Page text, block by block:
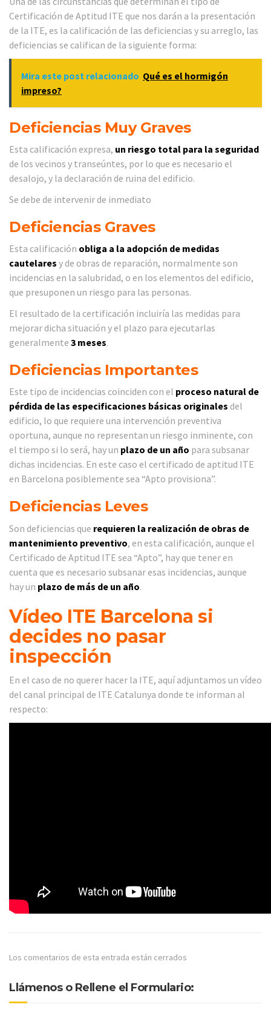
Certificación de Aptitud ITE que nos darán a la presentación
de la ITE, es la calificación de las deficiencias y su arreglo, las
deficiencias se califican de la siguiente forma:
Mira este post relacionado Qué es el hormigón
impreso?
Deficiencias Muy Graves
Esta calificación expresa, un riesgo total para la seguridad
de los vecinos y transeúntes, por lo que es necesario el
desalojo, y la declaración de ruina del edificio.
Se debe de intervenir de inmediato
Deficiencias Graves
Esta calificación obliga a la adopción de medidas
cautelares y de obras de reparación, normalmente son
incidencias en la salubridad, o en los elementos del edificio,
que presuponen un riesgo para las personas.
El resultado de la certificación incluiría las medidas para
mejorar dicha situación y el plazo para ejecutarlas
generalmente 3 meses.
Deficiencias Importantes
Este tipo de incidencias coinciden con el proceso natural de
pérdida de las especificaciones básicas originales del
edificio, lo que requiere una intervención preventiva
oportuna, aunque no representan un riesgo inminente, con
el tiempo si lo será, hay un plazo de un año para subsanar
dichas incidencias. En este caso el certificado de aptitud ITE
en Barcelona posiblemente sea “Apto provisiona”.
Deficiencias Leves
Son deficiencias que requieren la realización de obras de
mantenimiento preventivo, en esta calificación, aunque el
Certificado de Aptitud ITE sea “Apto”, hay que tener en
cuenta que es necesario subsanar esas incidencias, aunque
hay un plazo de más de un año.
Vídeo ITE Barcelona si
decides no pasar
inspección
En el caso de no querer hacer la ITE, aquí adjuntamos un vídeo
del canal principal de ITE Catalunya donde te informan al
respecto:
Los comentarios de esta entrada están cerrados
Llámenos o Rellene el Formulario: